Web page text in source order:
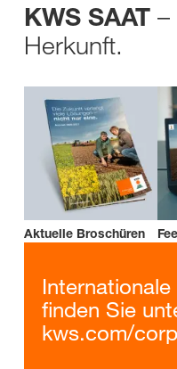
KWS SAAT –
Herkunft.
Aktuelle Broschüren
Internationale
finden Sie
kws.com/corp